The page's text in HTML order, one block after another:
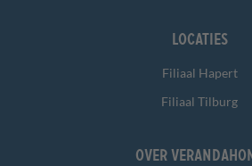
Locaties
Filiaal Hapert
Filiaal Tilburg
Over